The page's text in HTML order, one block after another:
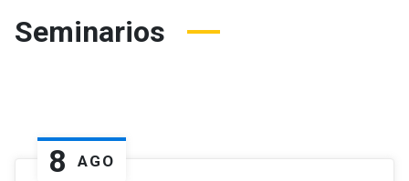
Seminarios
8 AGO